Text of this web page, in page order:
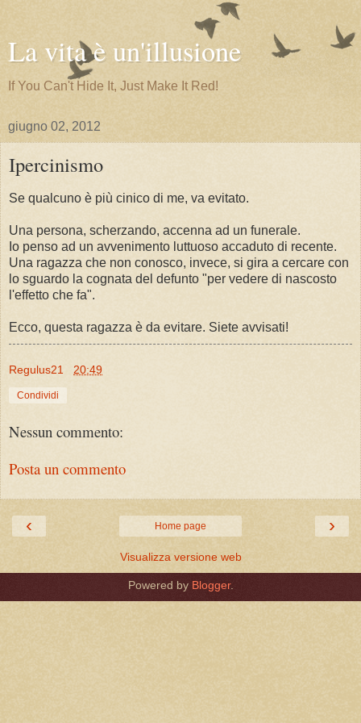
La vita è un'illusione
If You Can't Hide It, Just Make It Red!
giugno 02, 2012
Ipercinismo
Se qualcuno è più cinico di me, va evitato.
Una persona, scherzando, accenna ad un funerale.
Io penso ad un avvenimento luttuoso accaduto di recente.
Una ragazza che non conosco, invece, si gira a cercare con
lo sguardo la cognata del defunto "per vedere di nascosto
l'effetto che fa".
Ecco, questa ragazza è da evitare. Siete avvisati!
Regulus21 20:49
Condividi
Nessun commento:
Posta un commento
‹ ›
Home page
Visualizza versione web
Powered by Blogger.